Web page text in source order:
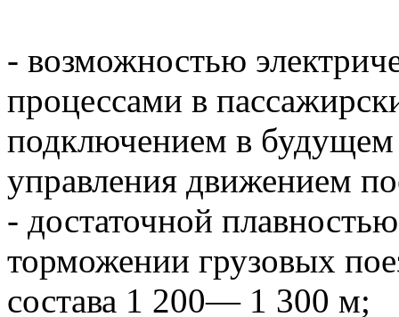
- возможностью
процессами в
подключением в будущем
управления движением
- достаточной
торможении грузовых
состава 1 200— 1 300 м;